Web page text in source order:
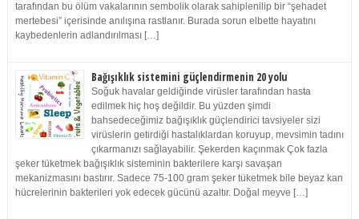
tarafından bu ölüm vakalarının sembolik olarak sahiplenilip bir “şehadet
mertebesi” içerisinde anılışına rastlanır. Burada sorun elbette hayatını
kaybedenlerin adlandırılması […]
Bağışıklık sistemini güçlendirmenin 20 yolu
Soğuk havalar geldiğinde virüsler tarafından hasta
edilmek hiç hoş değildir. Bu yüzden şimdi
bahsedeceğimiz bağışıklık güçlendirici tavsiyeler sizi
virüslerin getirdiği hastalıklardan koruyup, mevsimin tadını
çıkarmanızı sağlayabilir. Şekerden kaçınmak Çok fazla
şeker tüketmek bağışıklık sisteminin bakterilere karşı savaşan
mekanizmasını bastırır. Sadece 75-100 gram şeker tüketmek bile beyaz kan
hücrelerinin bakterileri yok edecek gücünü azaltır. Doğal meyve […]